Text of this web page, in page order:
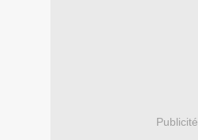
Publicité